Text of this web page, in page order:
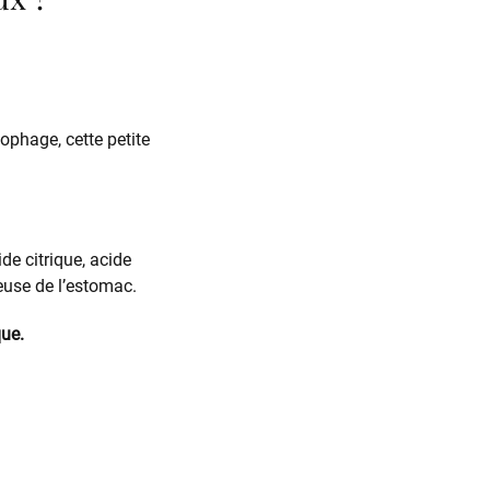
cette petite
citrique, acide
de l’estomac.